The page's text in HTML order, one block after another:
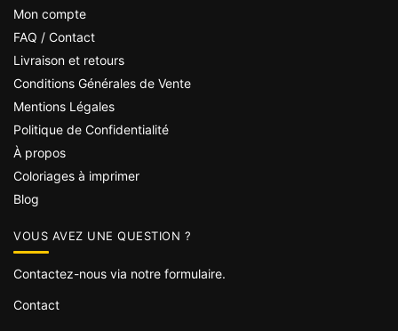
Mon compte
FAQ / Contact
Livraison et retours
Conditions Générales de Vente
Mentions Légales
Politique de Confidentialité
À propos
Coloriages à imprimer
Blog
VOUS AVEZ UNE QUESTION ?
Contactez-nous via notre formulaire.
Contact